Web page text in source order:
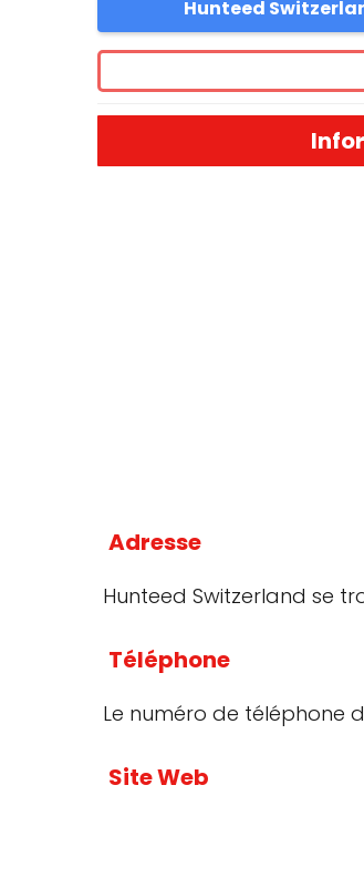
Hunteed
Adresse
Hunteed Switzerland se
Téléphone
Le numéro de téléphone
Site Web